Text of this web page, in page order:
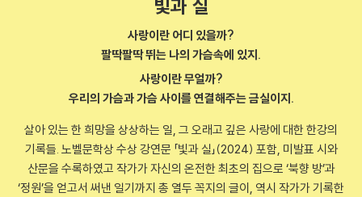
빛과 실
사랑이란 어디 있을까?
팔딱팔딱 뛰는 나의 가슴속에 있지.
사랑이란 무얼까?
우리의 가슴과 가슴 사이를 연결해주는 금실이지.
살아 있는 한 희망을 상상하는 일, 그 오래고 깊은 사랑에 대한 한강의
기록들. 노벨문학상 수상 강연문 「빛과 실」(2024) 포함, 미발표 시와
산문을 수록하였고 작가가 자신의 온전한 최초의 집으로 ‘북향 방’과
‘정원’을 얻고서 써낸 일기까지 총 열두 꼭지의 글이, 역시 작가가 기록한